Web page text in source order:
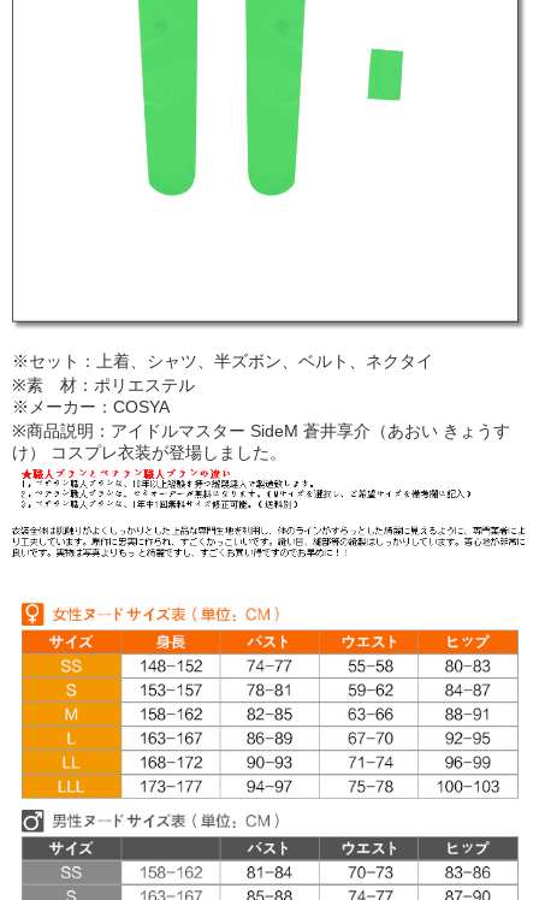
※セット：上着、シャツ、半ズボン、ベルト、ネクタイ
※素 材：ポリエステル
※メーカー：COSYA
※商品説明：アイドルマスター SideM 蒼井享介（あおい きょうす
け） コスプレ衣装が登場しました。